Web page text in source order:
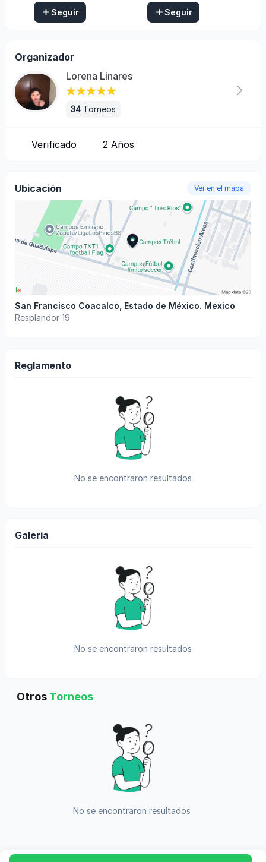
Seguir Seguir
Organizador
Lorena Linares
34 Torneos
Verificado 2 Años
Ubicación Ver en el mapa
San Francisco Coacalco Estado de México. Mexico
Resplandor 19
Reglamento
No se encontraron resultados
Galería
No se encontraron resultados
Otros Torneos
No se encontraron resultados